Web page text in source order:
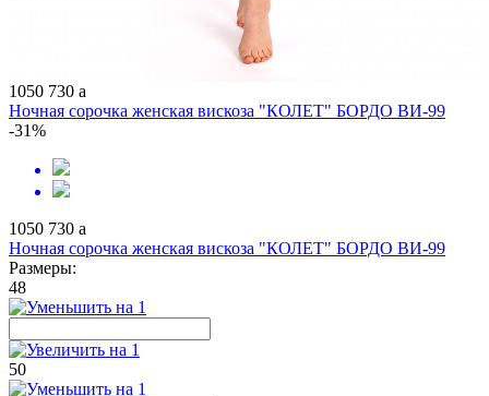
1050 730 a
Ночная сорочка женская вискоза "КОЛЕТ" БОРДО ВИ-99
-31%
1050 730 a
Ночная сорочка женская вискоза "КОЛЕТ" БОРДО ВИ-99
Размеры:
48
50